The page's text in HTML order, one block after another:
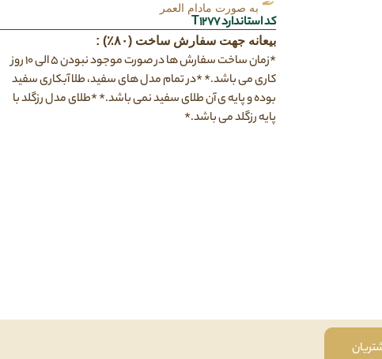
به صورت مادام العمر
کد استاندارد T1277
بیعانه جهت سفارش ساخت (۸۰٪) :
*زمان ساخت سفارش ها در صورت موجود نبودن ۵ الی ۱۰ روز
کاری می باشد.* *در تمام مدل های سفید، طلا آبکاری سفید
بوده و پایه ی آن طلای سفید نمی باشد.* *طلای مدل رزگلد با
پایه رزگلد می باشد.*